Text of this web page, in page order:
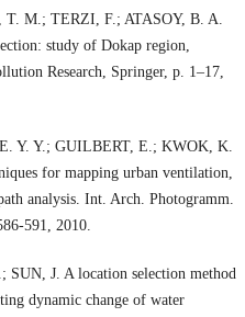
M.; TERZI, F.; ATASOY, B. A.
study of Dokap region,
Research, Springer, p. 1–17,
Y. Y.; GUILBERT, E.; KWOK, K.
for mapping urban ventilation,
analysis. Int. Arch. Photogramm.
591, 2010.
J. A location selection method
dynamic change of water